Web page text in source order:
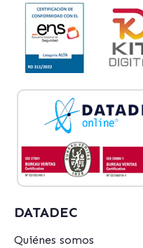
DATADEC
Quiénes somos